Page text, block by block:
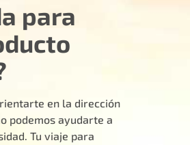
para
en la dirección
podemos ayudarte a
Tu viaje para